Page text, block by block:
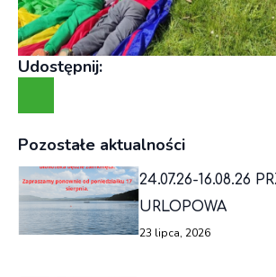
Udostępnij:
Pozostałe aktualności
24.07.26-16.08.26
URLOPOWA
23 lipca, 2026